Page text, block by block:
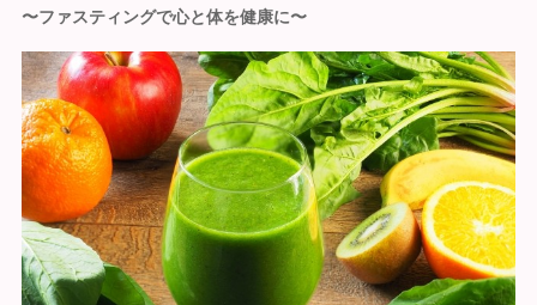
〜ファスティングで心と体を健康に〜